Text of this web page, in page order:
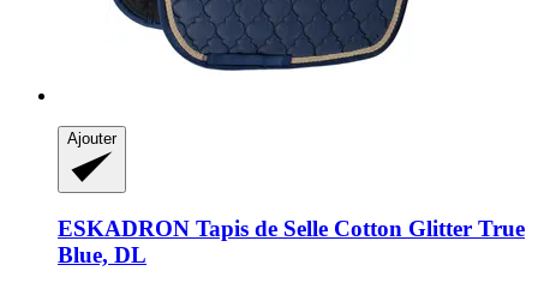
Ajouter
ESKADRON Tapis de Selle Cotton Glitter True
Blue, DL